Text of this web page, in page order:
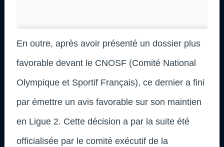
En outre, après avoir présenté un dossier plus
favorable devant le CNOSF (Comité National
Olympique et Sportif Français), ce dernier a fini
par émettre un avis favorable sur son maintien
en Ligue 2. Cette décision a par la suite été
officialisée par le comité exécutif de la